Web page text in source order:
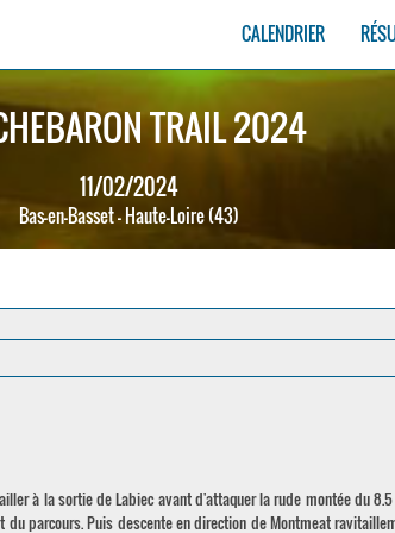
CALENDRIER
TRAIL 2024
11/02/2024
Bas-en-Basset - Haute-Loire (43)
à la sortie de Labiec avant d'attaquer la rude montée du 8.5
parcours. Puis descente en direction de Montmeat